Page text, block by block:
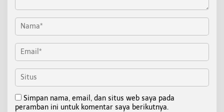
Simpan nama, email, dan situs web saya pada
peramban ini untuk komentar saya berikutnya.